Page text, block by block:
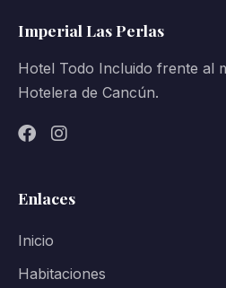
Imperial Las Perlas
Hotel Todo Incluido frente al
Hotelera de Cancún.
Enlaces
Inicio
Habitaciones